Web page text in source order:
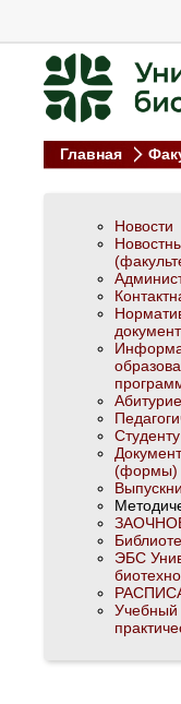
Главная
Новости
Студенту
(формы)
ЭБС
Учебный